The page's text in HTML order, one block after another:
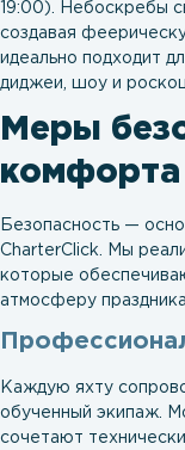
19:00). Небоскребы
создавая
идеально подходит
диджеи, шоу и
Меры
комфорта
Безопасность —
CharterClick. Мы
которые
атмосферу праздника.
Каждую яхту
обученный экипаж.
сочетают